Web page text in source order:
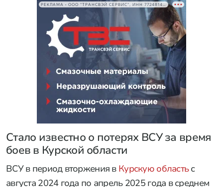
РЕКЛАМА • ООО "ТРАНСВЭЙ СЕРВИС", ИНН 7724814198
Стало известно о потерях ВСУ за время
боев в Курской области
ВСУ в период вторжения в Курскую областьс
августа 2024 года по апрель 2025 года в среднем